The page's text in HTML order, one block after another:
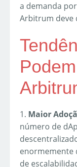
a demanda
Arbitrum deve
1. Maior
número de
enormemente
de